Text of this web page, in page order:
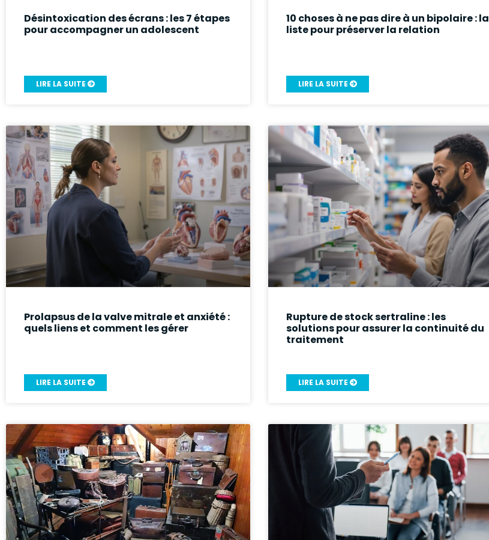
Désintoxication des écrans : les 7 étapes
pour accompagner un adolescent
LIRE LA SUITE
10 choses à ne pas dire à un bipolaire : la
liste pour préserver la relation
LIRE LA SUITE
Prolapsus de la valve mitrale et anxiété :
quels liens et comment les gérer
LIRE LA SUITE
Rupture de stock sertraline : les
solutions pour assurer la continuité du
traitement
LIRE LA SUITE